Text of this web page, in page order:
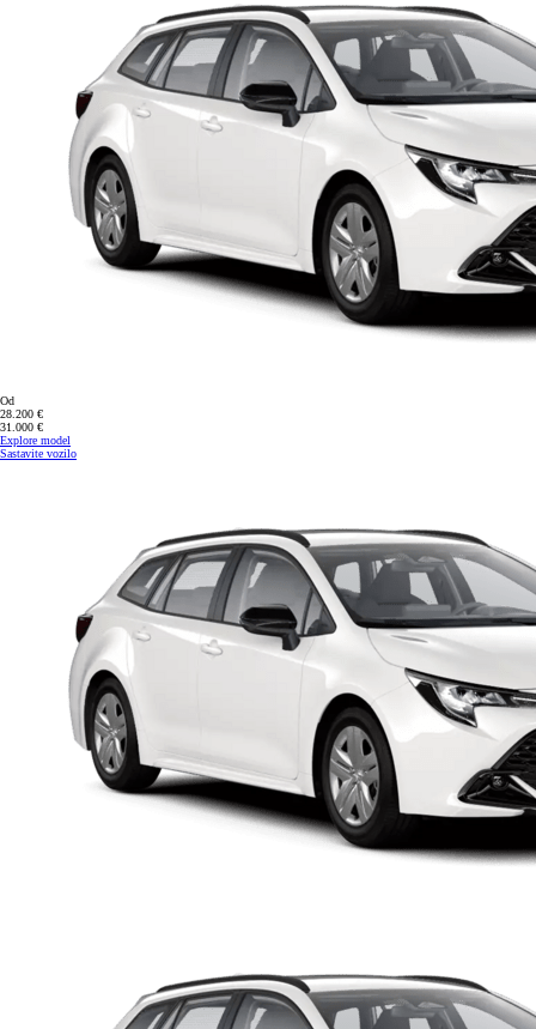
Od
28.200 €
31.000 €
Explore model
Sastavite vozilo